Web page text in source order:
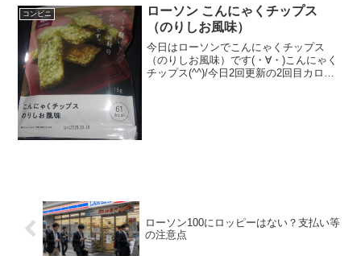
ンの税率ルールも網羅。ローソンのウチ
カフェコーヒーを賢くお得に楽しむため
の情報をまとめましたので、ぜひ参考に
してください。
コンビニ
ローソン こんにゃくチップス
（のりしお風味）
今日はローソンでこんにゃくチップス
（のりしお風味）です(・∀・)こんにゃく
チップス(^^)/今日2回更新の2回目カロリ
ローソン100にロッピーはない？支払い等
の注意点